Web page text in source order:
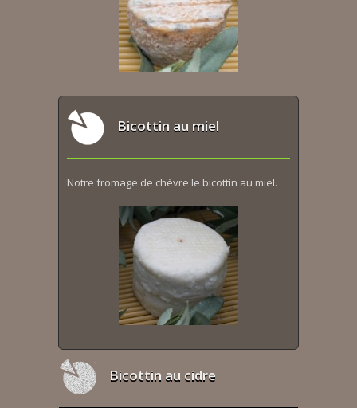
Bicottin au miel
Notre fromage de chèvre le bicottin au miel.
Bicottin au cidre